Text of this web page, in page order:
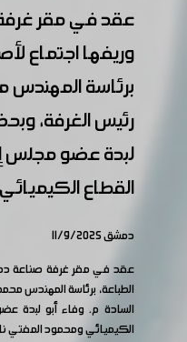
عقد في مقر
وريفها اجتماع
برئاسة المهندس
رئيس الغرفة،
لبدة عضو مجلس
القطاع الكيميائي
دمشق 11/9/2025
عقد في مقر غرفة صناعة
الطباعة، برئاسة المهندس
السادة م. وفاء أبو لبدة
الكيميائي ومحمود المفتي